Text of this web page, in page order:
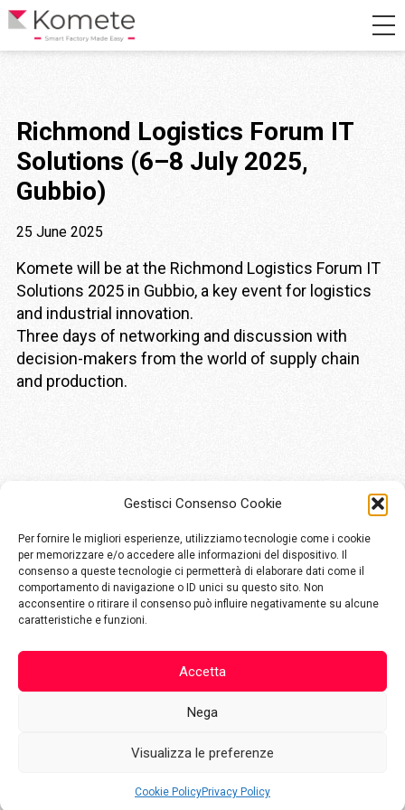
Gestisci Consenso Cookie
Per fornire le migliori esperienze, utilizziamo tecnologie come i cookie
per memorizzare e/o accedere alle informazioni del dispositivo. Il
consenso a queste tecnologie ci permetterà di elaborare dati come il
comportamento di navigazione o ID unici su questo sito. Non
acconsentire o ritirare il consenso può influire negativamente su alcune
caratteristiche e funzioni.
Accetta
Nega
Visualizza le preferenze
Cookie PolicyPrivacy Policy
Richmond Logistics Forum IT
Solutions (6–8 July 2025,
Gubbio)
25 June 2025
Komete will be at the Richmond Logistics Forum IT
Solutions 2025 in Gubbio, a key event for logistics
and industrial innovation.
Three days of networking and discussion with
decision-makers from the world of supply chain
and production.
Via Aldo Moro, 48
25124 Brescia